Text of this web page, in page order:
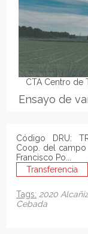
CTA Centro de
Ensayo de
Código DRU:
Coop. del campo
Francisco Po...
Transferencia
Tags: 2020
Cebada